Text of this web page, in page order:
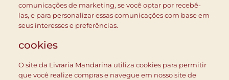
comunicações de marketing, se você optar por recebê-
las, e para personalizar essas comunicações com base em
seus interesses e preferências.
cookies
O site da Livraria Mandarina utiliza cookies para permitir
que você realize compras e navegue em nosso site de